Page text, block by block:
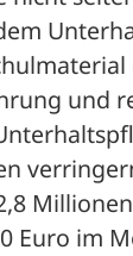
und
Euro im